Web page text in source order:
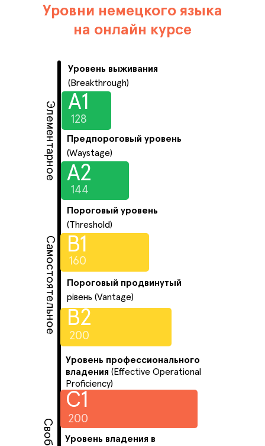
Уровни немецкого языка
на онлайн курсе
А1
128
А2
144
B1
160
B2
200
C1
200
Элементарное
Самостоятельное
Уровень выживания
(Breakthrough)
Предпороговый уровень
(Waystage)
Пороговый уровень
(Threshold)
Пороговый продвинутый
рівень (Vantage)
Уровень профессионального
владения (Effective Operational
Proficiency)
Уровень владения в